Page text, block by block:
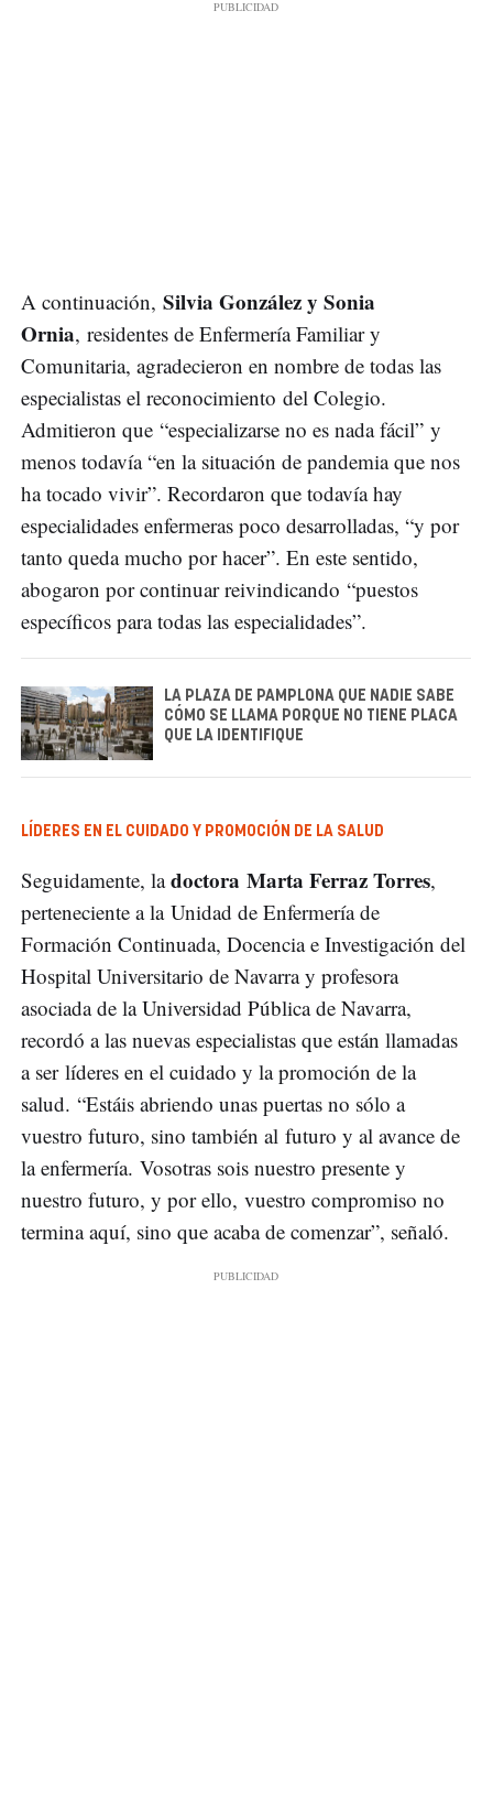
A continuación, Silvia González y Sonia
Ornia, residentes de Enfermería Familiar y
Comunitaria, agradecieron en nombre de todas las
especialistas el reconocimiento del Colegio.
Admitieron que “especializarse no es nada fácil” y
menos todavía “en la situación de pandemia que nos
ha tocado vivir”. Recordaron que todavía hay
especialidades enfermeras poco desarrolladas, “y por
tanto queda mucho por hacer”. En este sentido,
abogaron por continuar reivindicando “puestos
específicos para todas las especialidades”.
LA PLAZA DE PAMPLONA QUE NADIE SABE
CÓMO SE LLAMA PORQUE NO TIENE PLACA
QUE LA IDENTIFIQUE
LÍDERES EN EL CUIDADO Y PROMOCIÓN DE LA SALUD
Seguidamente, ladoctora Marta Ferraz Torres,
perteneciente a la Unidad de Enfermería de
Formación Continuada, Docencia e Investigación del
Hospital Universitario de Navarra y profesora
asociada de la Universidad Pública de Navarra,
recordó a las nuevas especialistas que están llamadas
a ser líderes en el cuidado y la promoción de la
salud. “Estáis abriendo unas puertas no sólo a
vuestro futuro, sino también al futuro y al avance de
la enfermería. Vosotras sois nuestro presente y
nuestro futuro, y por ello, vuestro compromiso no
termina aquí, sino que acaba de comenzar”, señaló.